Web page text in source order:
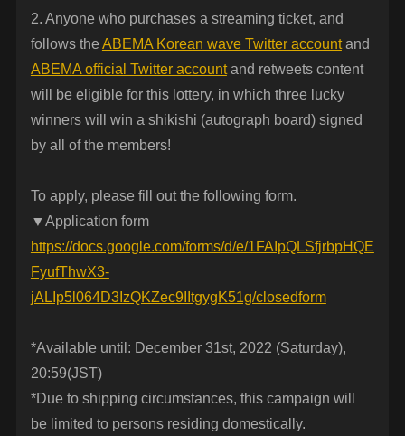
2. Anyone who purchases a streaming ticket, and
follows the ABEMA Korean wave Twitter accountand
ABEMA official Twitter accountand retweets content
will be eligible for this lottery, in which three lucky
winners will win a shikishi (autograph board) signed
by all of the members!
To apply, please fill out the following form.
▼Application form
https://docs.google.com/forms/d/e/1FAIpQLSfjrbpHQE
FyufThwX3-
jALIp5l064D3IzQKZec9IItgygK51g/closedform
*Available until: December 31st, 2022 (Saturday),
20:59(JST)
*Due to shipping circumstances, this campaign will
be limited to persons residing domestically.